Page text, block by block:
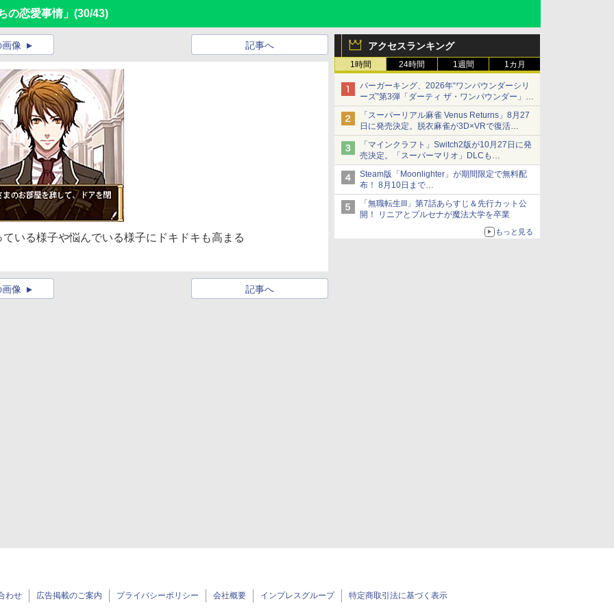
の恋愛事情」 (30/43)
アクセスランキング
1時間 24時間 1週間 1カ月
バーガーキング、2026年“ワンパウンダーシリ
ーズ”第3弾「ダーティ ザ・ワンパウンダー」を
8月7日発売
「特製ガーリックマヨソース」を使用した超大
型チーズバーガー
「スーパーリアル麻雀 Venus Returns」8月27
日に発売決定。脱衣麻雀が3D×VRで復活
発売から2週間は20%オフになるセールが実施
「マインクラフト」Switch2版が10月27日に発
売決定。「スーパーマリオ」DLCも
Switch版からのアップグレードも可能に
Steam版「Moonlighter」が期間限定で無料配
布！ 8月10日まで
続編「Moonlighter 2」の発売は9月2日に決定
「無職転生III」第7話あらすじ＆先行カット公
開！ リニアとプルセナが魔法大学を卒業
もっと見る
記事へ
画像
いる様子や悩んでいる様子にドキドキも高まる
記事へ
画像
わせ 広告掲載のご案内 プライバシーポリシー 会社概要 インプレスグループ 特定商取引法に基づく表示